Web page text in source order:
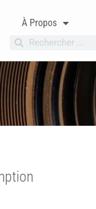
À Propos